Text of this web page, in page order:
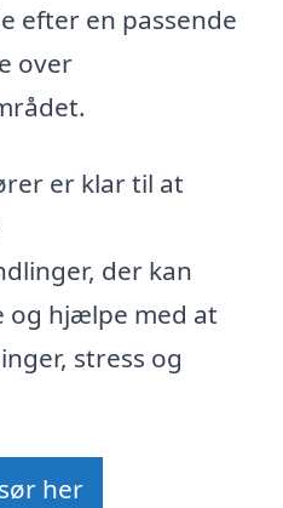
efter en passende
over
er klar til at
der kan
hjælpe med at
stress og
her